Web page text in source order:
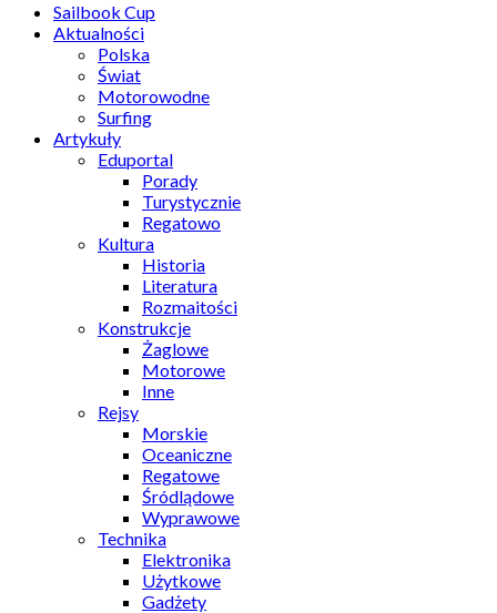
Sailbook Cup
Aktualności
Polska
Świat
Motorowodne
Surfing
Artykuły
Eduportal
Porady
Turystycznie
Regatowo
Kultura
Historia
Literatura
Rozmaitości
Konstrukcje
Żaglowe
Motorowe
Inne
Rejsy
Morskie
Oceaniczne
Regatowe
Śródlądowe
Wyprawowe
Technika
Elektronika
Użytkowe
Gadżety